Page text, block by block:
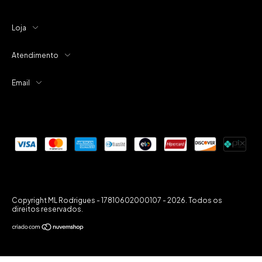
Loja
Atendimento
Email
Copyright ML Rodrigues - 17810602000107 - 2026. Todos os
direitos reservados.